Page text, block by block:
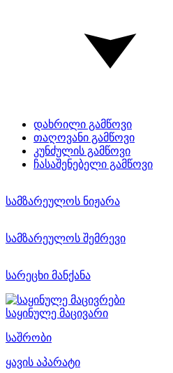
დახრილი გამწოვი
თაღოვანი გამწოვი
კუნძულის გამწოვი
ჩასაშენებელი გამწოვი
სამზარეულოს ნიჟარა
სამზარეულოს შემრევი
სარეცხი მანქანა
საყინულე მაცივარი
საშრობი
ყავის აპარატი